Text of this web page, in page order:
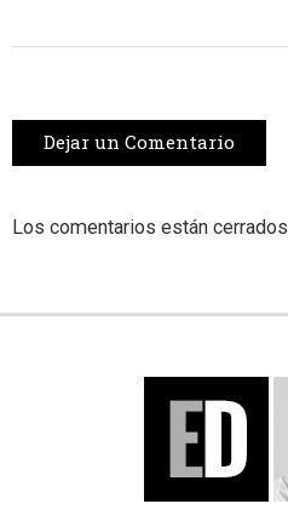
Dejar un Comentario
Los comentarios están cerrados